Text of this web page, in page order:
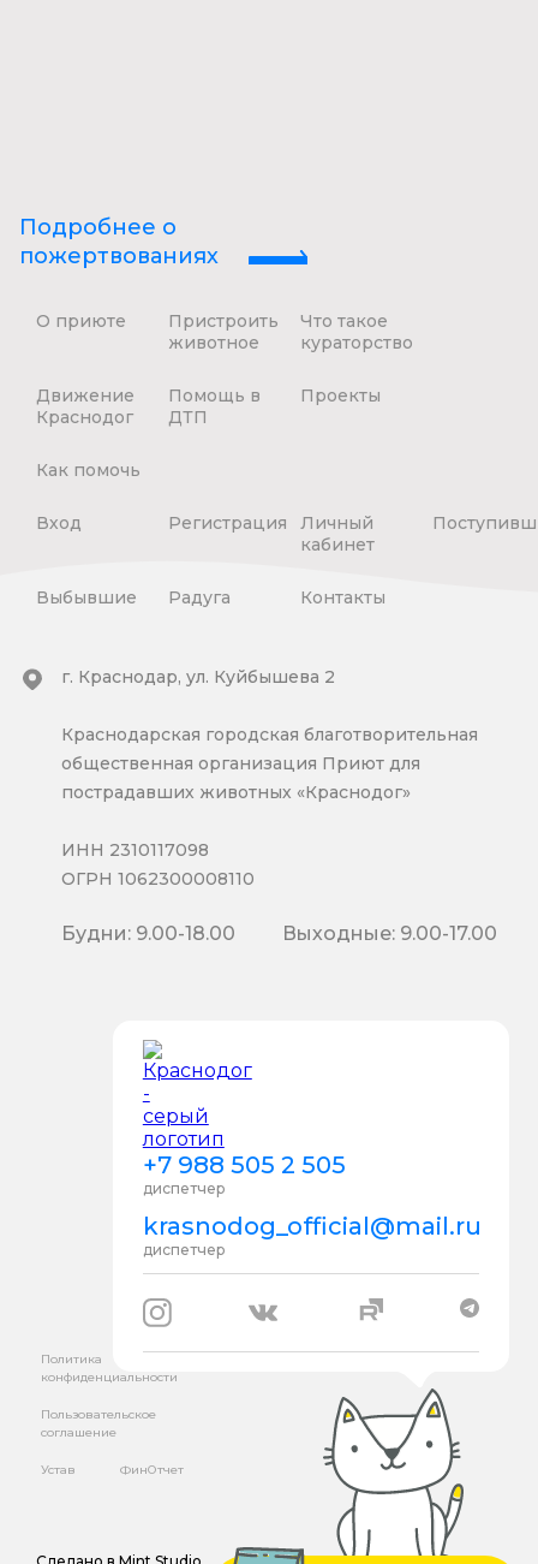
Подробнее о
пожертвованиях
О приюте
Пристроить
животное
Что такое
кураторство
Движение
Краснодог
Помощь в
ДТП
Проекты
Как помочь
Вход Регистрация
Личный
кабинет
Выбывшие Радуга Контакты
+7 988 505 2 505
диспетчер
krasnodog_official@mail.ru
диспетчер
г. Краснодар, ул. Куйбышева 2
Краснодарская городская благотворительная
общественная организация Приют для
пострадавших животных «Краснодог»
ИНН 2310117098
ОГРН 1062300008110
Будни: 9.00-18.00 Выходные: 9.00-17.00
Политика
конфиденциальности
Пользовательское
соглашение
Устав ФинОтчет